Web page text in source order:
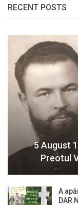
RECENT POSTS
5 August
Preotul
A
DAR